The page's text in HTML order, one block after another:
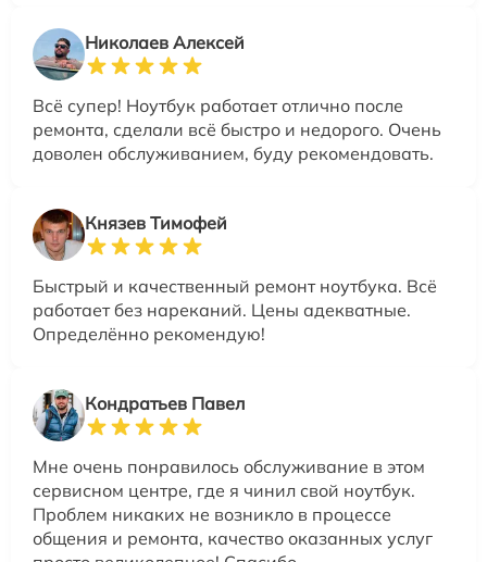
Николаев Алексей
Всё супер! Ноутбук работает отлично после
ремонта, сделали всё быстро и недорого. Очень
доволен обслуживанием, буду рекомендовать.
Князев Тимофей
Быстрый и качественный ремонт ноутбука. Всё
работает без нареканий. Цены адекватные.
Определённо рекомендую!
Кондратьев Павел
Мне очень понравилось обслуживание в этом
сервисном центре, где я чинил свой ноутбук.
Проблем никаких не возникло в процессе
общения и ремонта, качество оказанных услуг